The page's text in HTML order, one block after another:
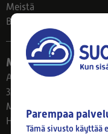
Meistä
Blogi
Myymälä
Ahlmanintie 61
33800 Tampere
Ma–Pe 8–17
Huom! Myymälän
Parempaa
Tämä sivusto käyttää